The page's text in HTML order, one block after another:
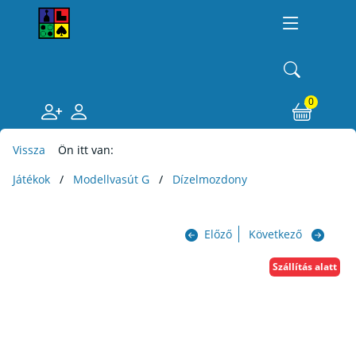
0
Vissza
Ön itt van:
Játékok
Modellvasút G Dízelmozdony
Előző Következő
Szállítás alatt